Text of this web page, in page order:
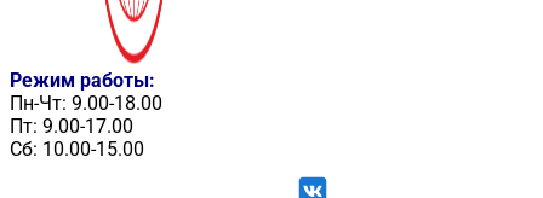
Режим работы:
Пн-Чт: 9.00-18.00
Пт: 9.00-17.00
Сб: 10.00-15.00